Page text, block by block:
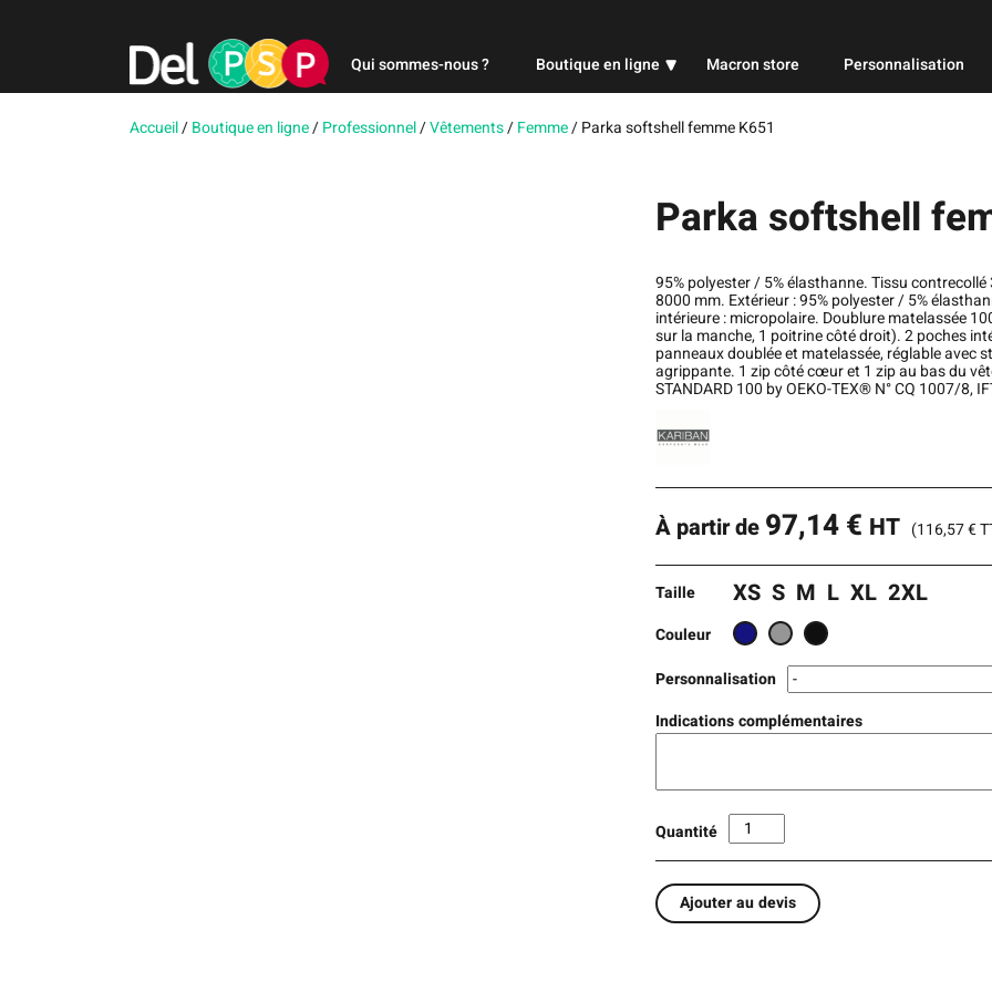
Qui sommes-nous ? Boutique en ligne
Professionnel
Macron store Personnalisation
Accueil/Boutique en ligne/Professionnel/Vêtements/Femme/Parka softshell femme K651
Parka softshell
95% polyester / 5% élasthanne. Tissu
8000 mm. Extérieur : 95% polyester / 5%
intérieure : micropolaire. Doublure matelassée
sur la manche, 1 poitrine côté droit). 2 poches
panneaux doublée et matelassée, réglable avec
agrippante. 1 zip côté cœur et 1 zip au bas du
STANDARD 100 by OEKO-TEX® N° CQ 1007/8,
À partir de 97,14€ HT (116,57€
Taille XS S M L XL 2XL
Couleur
Personnalisation
Indications complémentaires
Quantité
Ajouter au devis